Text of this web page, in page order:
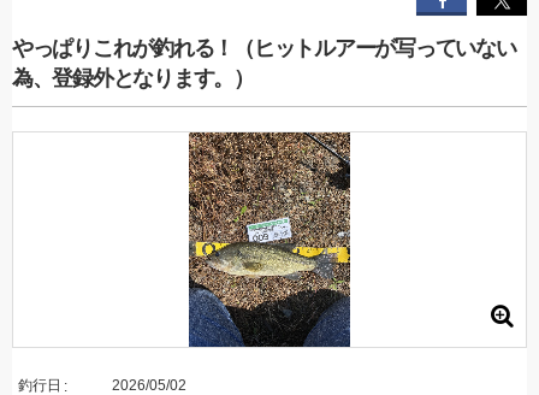
やっぱりこれが釣れる！（ヒットルアーが写っていない
為、登録外となります。）
釣行日 2026/05/02